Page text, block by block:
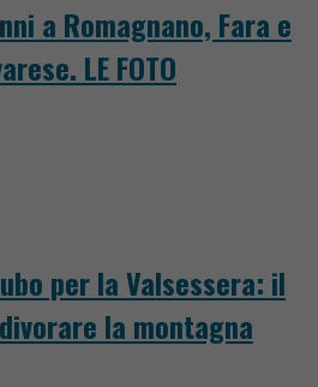
a Romagnano, Fara e
LE FOTO
per la Valsessera: il
la montagna